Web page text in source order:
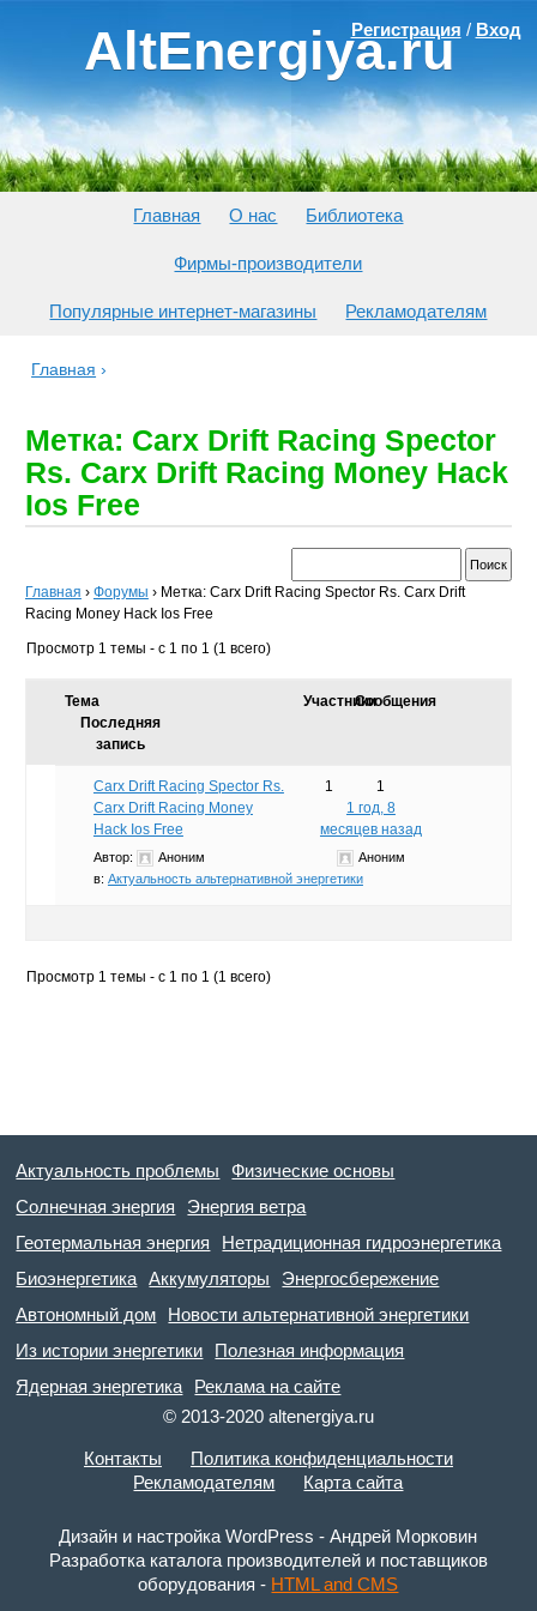
AltEnergiya.ru
Регистрация / Вход
Главная О нас Библиотека
Фирмы-производители
Популярные интернет-магазины Рекламодателям
Главная ›
Метка: Carx Drift Racing Spector
Rs. Carx Drift Racing Money Hack
Ios Free
Главная › Форумы › Метка: Carx Drift Racing Spector Rs. Carx Drift
Racing Money Hack Ios Free
Просмотр 1 темы - с 1 по 1 (1 всего)
Тема УчастникиСообщения
Последняя
запись
Carx Drift Racing Spector Rs.
Carx Drift Racing Money
Hack Ios Free
Автор:
Аноним
в: Актуальность альтернативной энергетики
1
1
1 год, 8
месяцев назад
Аноним
Просмотр 1 темы - с 1 по 1 (1 всего)
Актуальность проблемы
Физические основы
Солнечная энергия
Энергия ветра
Геотермальная энергия
Нетрадиционная гидроэнергетика
Биоэнергетика
Аккумуляторы
Энергосбережение
Автономный дом
Новости альтернативной энергетики
Из истории энергетики
Полезная информация
Ядерная энергетика
Реклама на сайте
© 2013-2020 altenergiya.ru
Контакты
Политика конфиденциальности
Рекламодателям
Карта сайта
Дизайн и настройка WordPress - Андрей Морковин
Разработка каталога производителей и поставщиков
оборудования - HTML and CMS